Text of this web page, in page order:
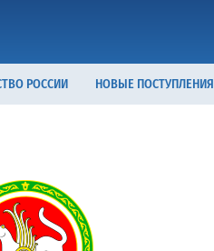
РОССИИ НОВЫЕ ПОСТУПЛЕНИЯ